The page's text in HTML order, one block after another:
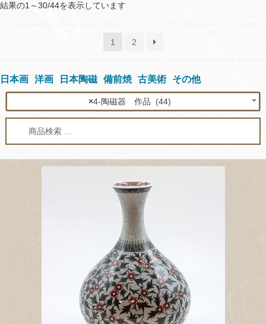
結果の1～30/44を表示しています
1
2
日本画 洋画 日本陶磁 備前焼 古美術 その他
×4-陶磁器 作品 (44)